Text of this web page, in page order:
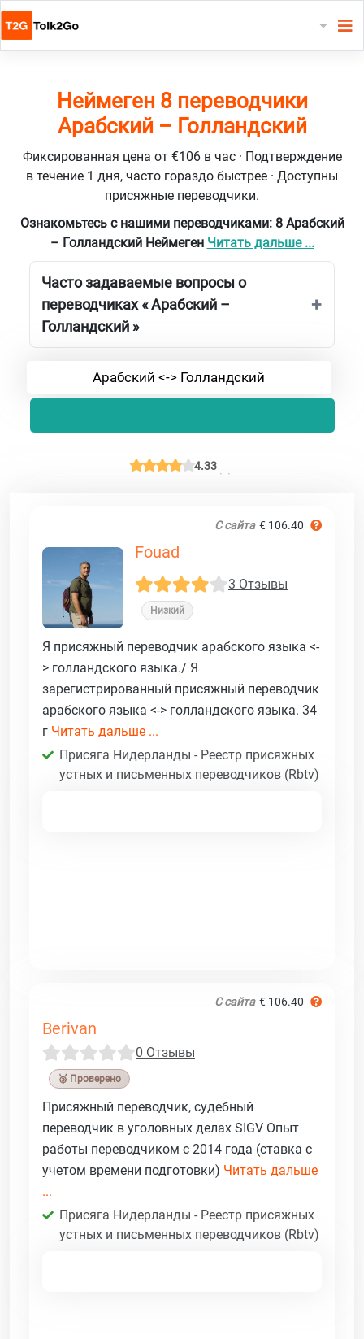
Неймеген 8 переводчики
Арабский – Голландский
Фиксированная цена от €106 в час · Подтверждение
в течение 1 дня, часто гораздо быстрее · Доступны
присяжные переводчики.
Ознакомьтесь с нашими переводчиками: 8 Арабский
– Голландский Неймеген Читать дальше ...
Часто задаваемые вопросы о
переводчиках « Арабский –
Голландский »
Арабский <-> Голландский
4.33
С сайта € 106.40
Fouad
3 Отзывы
Низкий
Я присяжный переводчик арабского языка <-
> голландского языка./ Я
зарегистрированный присяжный переводчик
арабского языка <-> голландского языка. 34
г Читать дальше ...
Присяга Нидерланды - Реестр присяжных
устных и письменных переводчиков (Rbtv)
С сайта € 106.40
Berivan
0 Отзывы
🥉 Проверено
Присяжный переводчик, судебный
переводчик в уголовных делах SIGV Опыт
работы переводчиком с 2014 года (ставка с
учетом времени подготовки) Читать дальше
...
Присяга Нидерланды - Реестр присяжных
устных и письменных переводчиков (Rbtv)